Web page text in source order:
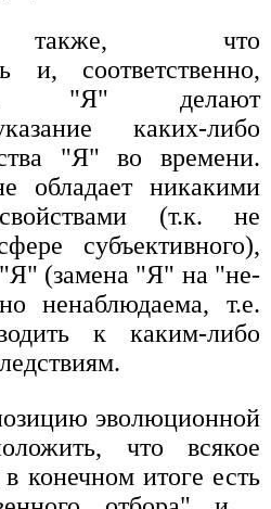
также, что
и, соответственно,
"Я" делают
каких-либо
"Я" во времени.
обладает никакими
(т.к. не
субъективного),
"Я" (замена "Я" на "не-
ненаблюдаема, т.е.
к каким-либо
эволюционной
что всякое
конечном итоге есть